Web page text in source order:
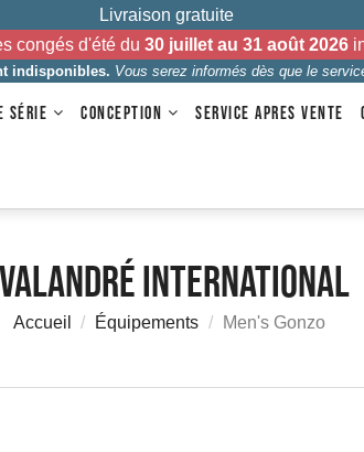
Livraison gratuite
congés d'été du 30 juillet au 31 août 2026
indisponibles. Vous serez informés dès que le
SÉRIE CONCEPTION SERVICE APRES VENTE
Valandré International
Accueil Équipements Men's Gonzo